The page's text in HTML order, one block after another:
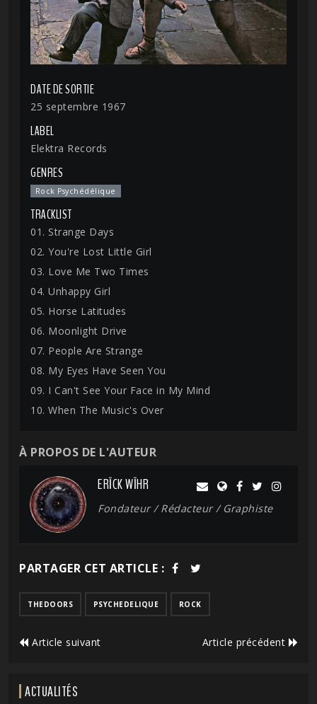
DATE DE SORTIE
25 septembre 1967
LABEL
Elektra Records
GENRES
Rock Psychédélique
TRACKLIST
01. Strange Days
02. You're Lost Little Girl
03. Love Me Two Times
04. Unhappy Girl
05. Horse Latitudes
06. Moonlight Drive
07. People Are Strange
08. My Eyes Have Seen You
09. I Can't See Your Face in My Mind
10. When The Music's Over
À PROPOS DE L'AUTEUR
ERĪCK WĪHR
Fondateur / Rédacteur / Graphiste
PARTAGER CET ARTICLE :
THEDOORS PSYCHEDELIQUE ROCK
Article suivant Article précédent
ACTUALITÉS